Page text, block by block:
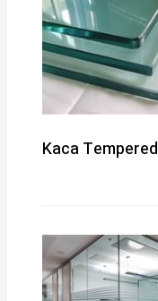
Kaca Tempered